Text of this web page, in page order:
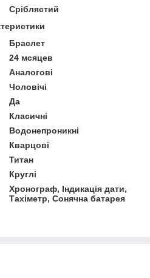
Сріблястий
Браслет
24 мсяцев
Аналогові
Чоловічі
Да
Класичні
Водонепроникні
Кварцові
Титан
Круглі
Хронограф, Індикація дати,
Тахіметр, Сонячна батарея